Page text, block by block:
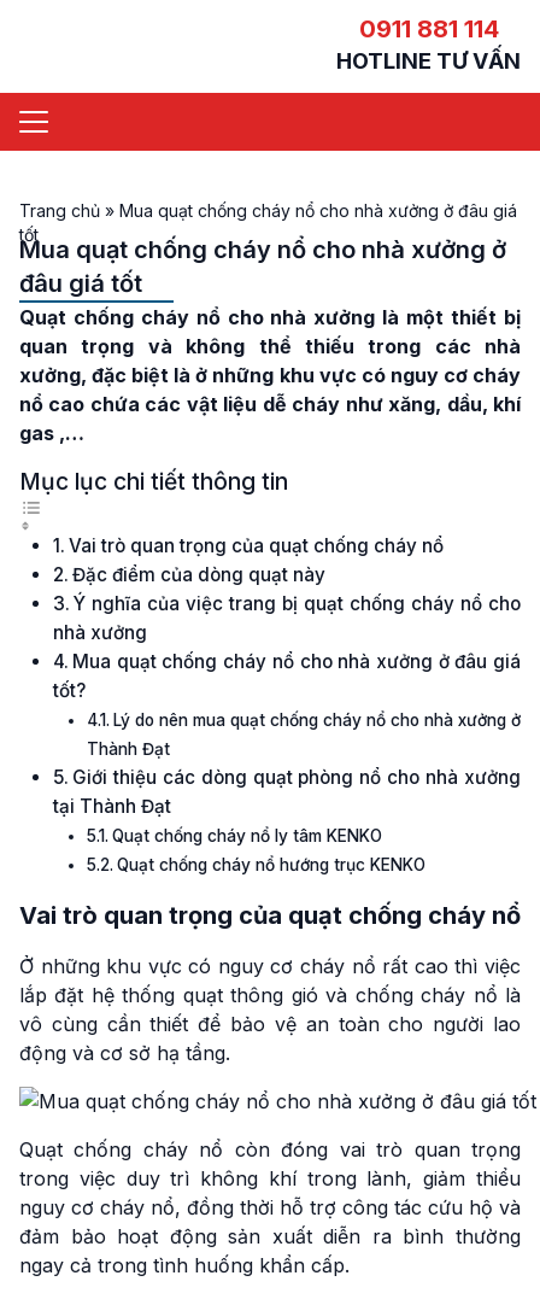
0911 881 114
HOTLINE TƯ VẤN
Trang chủ » Mua quạt chống cháy nổ cho nhà xưởng ở đâu giá
tốt
Mua quạt chống cháy nổ cho nhà xưởng ở
đâu giá tốt
Quạt chống cháy nổ cho nhà xưởng là một thiết bị
quan trọng và không thể thiếu trong các nhà
xưởng, đặc biệt là ở những khu vực có nguy cơ cháy
nổ cao chứa các vật liệu dễ cháy như xăng, dầu, khí
gas ,…
Mục lục chi tiết thông tin
Vai trò quan trọng của quạt chống cháy nổ
Đặc điểm của dòng quạt này
Ý nghĩa của việc trang bị quạt chống cháy nổ cho
nhà xưởng
Mua quạt chống cháy nổ cho nhà xưởng ở đâu giá
tốt?
Lý do nên mua quạt chống cháy nổ cho nhà xưởng ở
Thành Đạt
Giới thiệu các dòng quạt phòng nổ cho nhà xưởng
tại Thành Đạt
Quạt chống cháy nổ ly tâm KENKO
Quạt chống cháy nổ hướng trục KENKO
Vai trò quan trọng của quạt chống cháy nổ
Ở những khu vực có nguy cơ cháy nổ rất cao thì việc
lắp đặt hệ thống quạt thông gió và chống cháy nổ là
vô cùng cần thiết để bảo vệ an toàn cho người lao
động và cơ sở hạ tầng.
Quạt chống cháy nổ còn đóng vai trò quan trọng
trong việc duy trì không khí trong lành, giảm thiểu
nguy cơ cháy nổ, đồng thời hỗ trợ công tác cứu hộ và
đảm bảo hoạt động sản xuất diễn ra bình thường
ngay cả trong tình huống khẩn cấp.